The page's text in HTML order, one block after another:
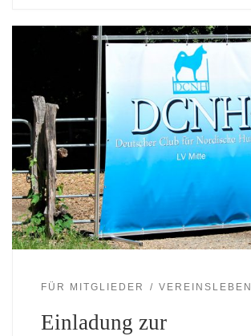
FÜR MITGLIEDER VEREINSLEBEN
Einladung zur